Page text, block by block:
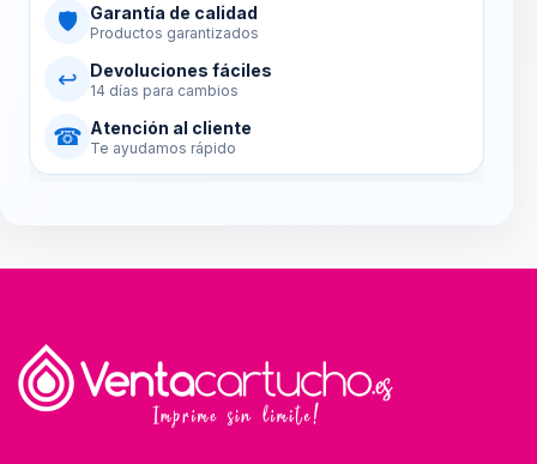
🛡 Garantía de calidad
Productos garantizados
↩ Devoluciones fáciles
14 días para cambios
☎ Atención al cliente
Te ayudamos rápido